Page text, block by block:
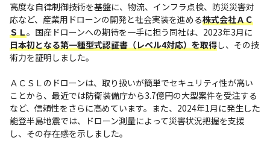
高度な自律制御技術を基盤に、物流、インフラ点検、防災災害対
応など、産業用ドローンの開発と社会実装を進める株式会社ＡＣ
ＳＬ。国産ドローンへの期待を一手に担う同社は、2023年3月に
日本初となる第一種型式認証書（レベル4対応）を取得し、その技
術力を証明しました。
ＡＣＳＬのドローンは、取り扱いが簡単でセキュリティ性が高い
ことから、最近では防衛装備庁から3.7億円の大型案件を受注する
など、信頼性をさらに高めています。また、2024年1月に発生した
能登半島地震では、ドローン測量によって災害状況把握を支援
し、その存在感を示しました。